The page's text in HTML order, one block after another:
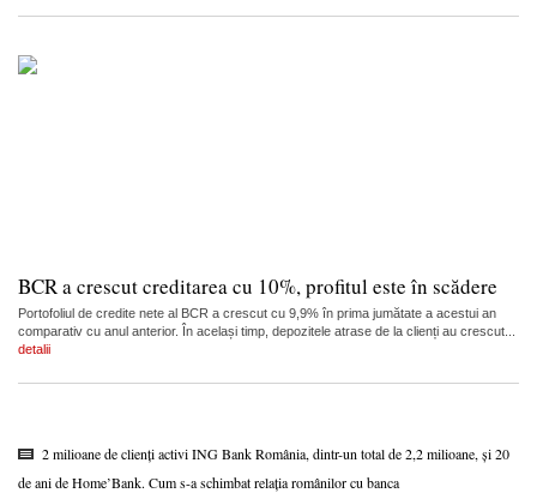
BCR a crescut creditarea cu 10%, profitul este în scădere
Portofoliul de credite nete al BCR a crescut cu 9,9% în prima jumătate a acestui an
comparativ cu anul anterior. În același timp, depozitele atrase de la clienți au crescut...
detalii
2 milioane de clienți activi ING Bank România, dintr-un total de 2,2 milioane, și 20
de ani de Home’Bank. Cum s-a schimbat relația românilor cu banca